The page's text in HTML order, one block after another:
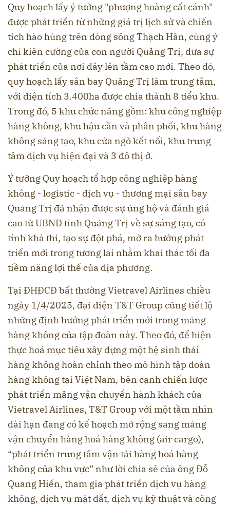
Quy hoạch lấy ý tưởng "phượng hoàng cất cánh"
được phát triển từ những giá trị lịch sử và chiến
tích hào hùng trên dòng sông Thạch Hãn, cùng ý
chí kiên cường của con người Quảng Trị, đưa sự
phát triển của nơi đây lên tầm cao mới. Theo đó,
quy hoạch lấy sân bay Quảng Trị làm trung tâm,
với diện tích 3.400ha được chia thành 8 tiểu khu.
Trong đó, 5 khu chức năng gồm: khu công nghiệp
hàng không, khu hậu cần và phân phối, khu hàng
không sáng tạo, khu cửa ngõ kết nối, khu trung
tâm dịch vụ hiện đại và 3 đô thị ở.
Ý tưởng Quy hoạch tổ hợp công nghiệp hàng
không - logistic - dịch vụ - thương mại sân bay
Quảng Trị đã nhận được sự ủng hộ và đánh giá
cao từ UBND tỉnh Quảng Trị về sự sáng tạo, có
tính khả thi, tạo sự đột phá, mở ra hướng phát
triển mới trong tương lai nhằm khai thác tối đa
tiềm năng lợi thế của địa phương.
Tại ĐHĐCĐ bất thường Vietravel Airlines chiều
ngày 1/4/2025, đại diện T&T Group cũng tiết lộ
những định hướng phát triển mới trong mảng
hàng không của tập đoàn này. Theo đó, để hiện
thực hoá mục tiêu xây dựng một hệ sinh thái
hàng không hoàn chỉnh theo mô hình tập đoàn
hàng không tại Việt Nam, bên cạnh chiến lược
phát triển mảng vận chuyển hành khách của
Vietravel Airlines, T&T Group với một tầm nhìn
dài hạn đang có kế hoạch mở rộng sang mảng
vận chuyển hàng hoá hàng không (air cargo),
“phát triển trung tâm vận tải hàng hoá hàng
không của khu vực” như lời chia sẻ của ông Đỗ
Quang Hiển, tham gia phát triển dịch vụ hàng
không, dịch vụ mặt đất, dịch vụ kỹ thuật và công